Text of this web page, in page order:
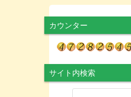
カウンター
サイト内検索